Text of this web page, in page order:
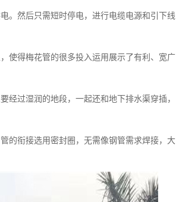
。然后只需短时停电，进行电缆电源和引下线
使得梅花管的很多投入运用展示了有利、宽广
经过湿润的地段，一起还和地下排水渠穿插，
的衔接选用密封圈，无需像钢管需求焊接，大